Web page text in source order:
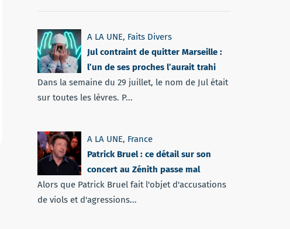
A LA UNE, Faits Divers
Jul contraint de quitter Marseille :
l’un de ses proches l’aurait trahi
Dans la semaine du 29 juillet, le nom de Jul était
sur toutes les lèvres. P...
A LA UNE, France
Patrick Bruel : ce détail sur son
concert au Zénith passe mal
Alors que Patrick Bruel fait l'objet d'accusations
de viols et d'agressions...